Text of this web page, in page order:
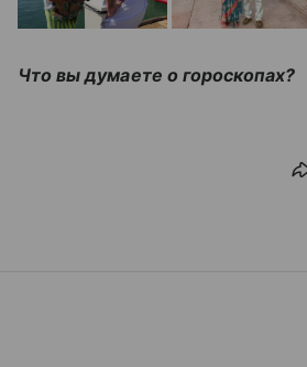
Что вы думаете о гороскопах?